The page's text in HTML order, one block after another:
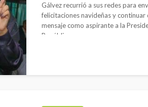
Gálvez recurrió a sus redes para
felicitaciones navideñas y continuar
mensaje como aspirante a la
República.